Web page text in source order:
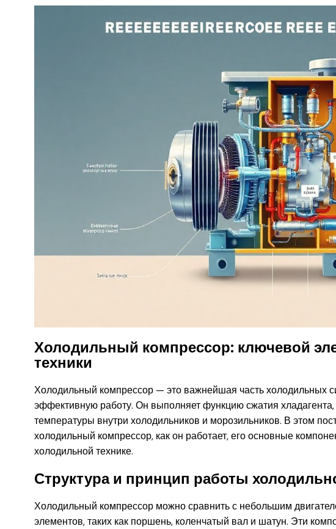
Холодильный компрессор: ключевой
техники
Холодильный компрессор — это важнейшая часть холодильных
эффективную работу. Он выполняет функцию сжатия хладагента,
температуры внутри холодильников и морозильников. В этом
холодильный компрессор, как он работает, его основные
холодильной технике.
Структура и принцип работы
Холодильный компрессор можно сравнить с небольшим
элементов, таких как поршень, коленчатый вал и шатун. Эти